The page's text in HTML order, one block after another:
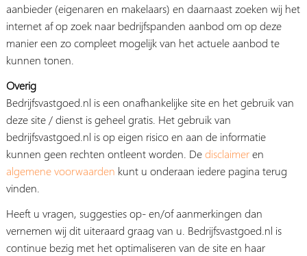
aanbieder (eigenaren en makelaars) en daarnaast zoeken wij het
internet af op zoek naar bedrijfspanden aanbod om op deze
manier een zo compleet mogelijk van het actuele aanbod te
kunnen tonen.
Overig
Bedrijfsvastgoed.nl is een onafhankelijke site en het gebruik van
deze site / dienst is geheel gratis. Het gebruik van
bedrijfsvastgoed.nl is op eigen risico en aan de informatie
kunnen geen rechten ontleent worden. Dedisclaimeren
algemene voorwaarden kunt u onderaan iedere pagina terug
vinden.
Heeft u vragen, suggesties op- en/of aanmerkingen dan
vernemen wij dit uiteraard graag van u. Bedrijfsvastgoed.nl is
continue bezig met het optimaliseren van de site en haar